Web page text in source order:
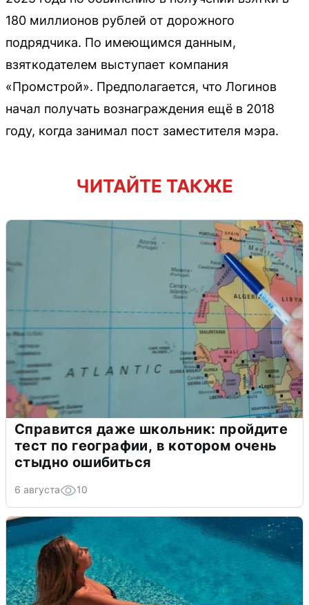
180 миллионов рублей от дорожного
подрядчика. По имеющимся данным,
взяткодателем выступает компания
«Промстрой». Предполагается, что Логинов
начал получать вознаграждения ещё в 2018
году, когда занимал пост заместителя мэра.
ЧИТАЙТЕ ТАКЖЕ
Справится даже школьник: пройдите
тест по географии, в котором очень
стыдно ошибиться
6 августа 10